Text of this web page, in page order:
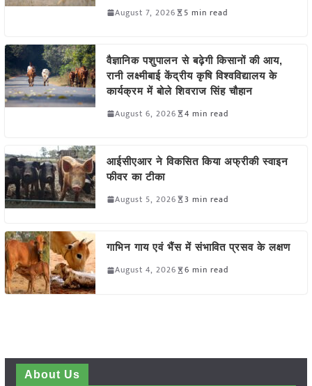
August 7, 2026 5 min read
वैज्ञानिक पशुपालन से बढ़ेगी किसानों की आय,
रानी लक्ष्मीबाई केंद्रीय कृषि विश्वविद्यालय के
कार्यक्रम में बोले शिवराज सिंह चौहान
August 6, 2026 4 min read
आईसीएआर ने विकसित किया अफ्रीकी स्वाइन
फीवर का टीका
August 5, 2026 3 min read
गाभिन गाय एवं भैंस में संभावित प्रसव के लक्षण
August 4, 2026 6 min read
About Us